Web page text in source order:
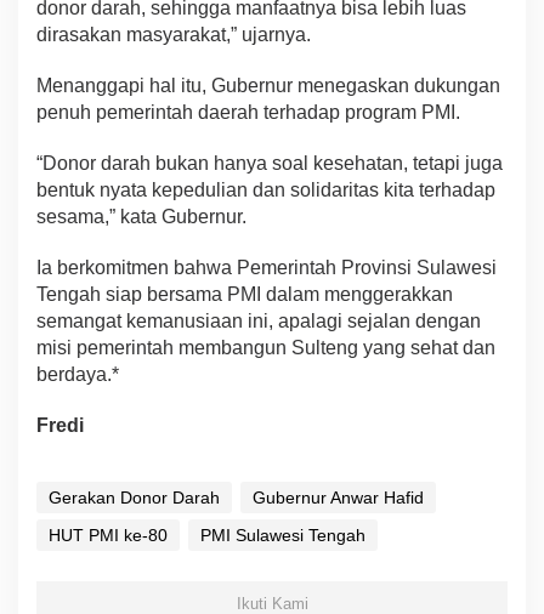
donor darah, sehingga manfaatnya bisa lebih luas
dirasakan masyarakat,” ujarnya.
Menanggapi hal itu, Gubernur menegaskan dukungan
penuh pemerintah daerah terhadap program PMI.
“Donor darah bukan hanya soal kesehatan, tetapi juga
bentuk nyata kepedulian dan solidaritas kita terhadap
sesama,” kata Gubernur.
Ia berkomitmen bahwa Pemerintah Provinsi Sulawesi
Tengah siap bersama PMI dalam menggerakkan
semangat kemanusiaan ini, apalagi sejalan dengan
misi pemerintah membangun Sulteng yang sehat dan
berdaya.*
Fredi
Gerakan Donor Darah
Gubernur Anwar Hafid
HUT PMI ke-80
PMI Sulawesi Tengah
Ikuti Kami